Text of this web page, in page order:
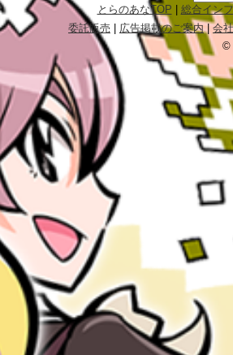
とらのあなTOP
総合イン
委託販売
広告掲載のご案内|会
©